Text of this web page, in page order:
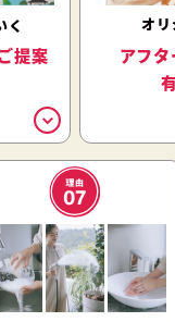
く
提案
オリ
アフタ